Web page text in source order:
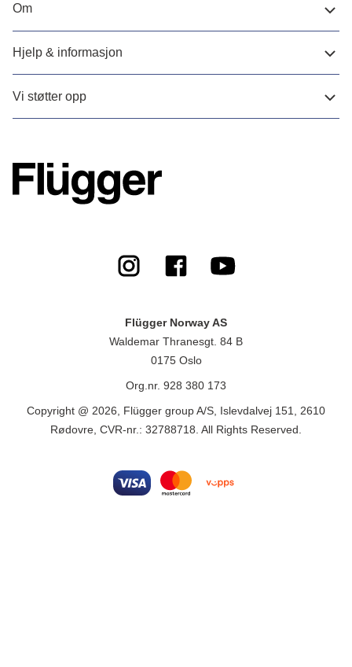
Om
Hjelp & informasjon
Vi støtter opp
Flügger Norway AS
Waldemar Thranesgt. 84 B
0175 Oslo
Org.nr. 928 380 173
Copyright @ 2026, Flügger group A/S, Islevdalvej 151, 2610
Rødovre, CVR-nr.: 32788718. All Rights Reserved.